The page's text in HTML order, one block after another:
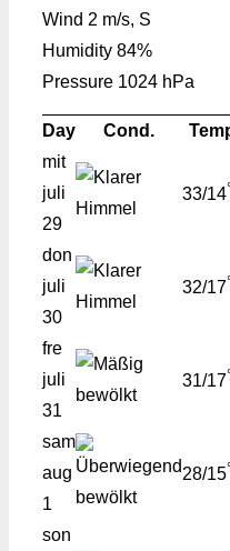
Wind 2 m/s, S
Humidity 84%
Pressure 1024 hPa
Day Cond.
mit
juli
29
33/14
don
juli
30
32/17
fre
juli
31
31/17
sam
aug
1
28/15
son